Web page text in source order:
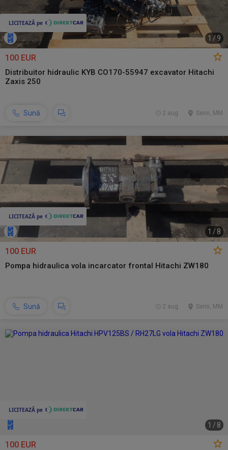
1 / 9
100 EUR
Distribuitor hidraulic KYB CO170-55947 excavator Hitachi
Zaxis 250
Sună Seini, MM
2 aug.
1 / 8
100 EUR
Pompa hidraulica vola incarcator frontal Hitachi ZW180
Sună Seini, MM
2 aug.
1 / 8
100 EUR